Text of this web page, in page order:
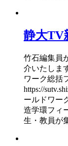
静大TV
竹石編集員
介いたしま
ワーク総括
https://
ールドワー
造学環フィ
生・教員が